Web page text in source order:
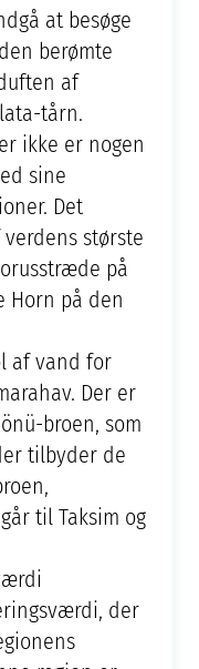
at besøge
berømte
af
tårn.
ikke er nogen
sine
Det
største
på
Horn på den
af vand for
Der er
broen, som
tilbyder de
til Taksim og
der